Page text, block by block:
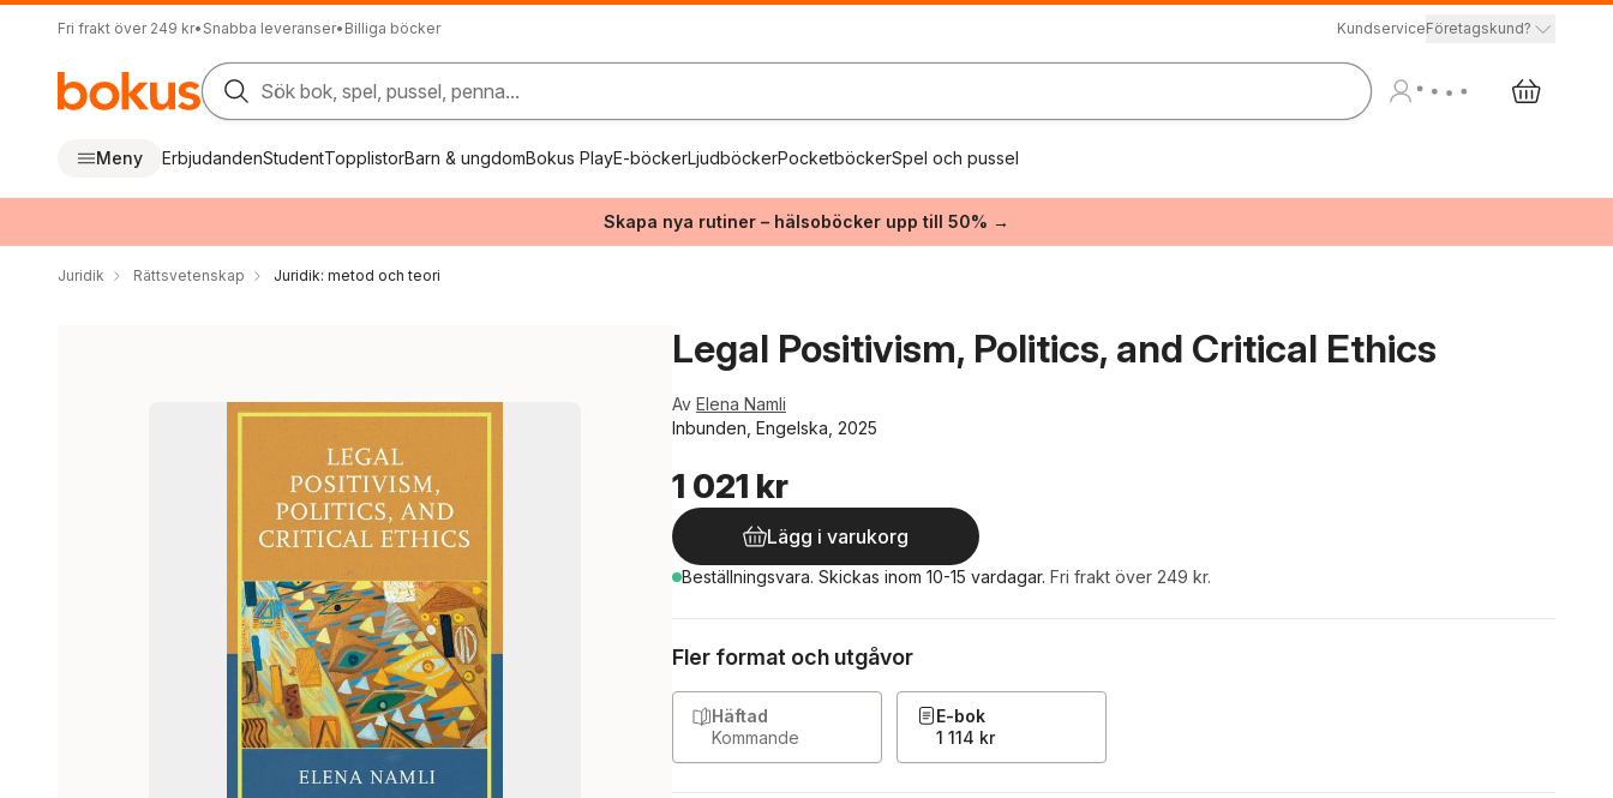
Fri frakt över 249 kr• Snabba leveranser• Billiga böcker KundserviceFöretagskund?
Sök bok, spel, pussel, penna...
Meny ErbjudandenStudentTopplistorBarn & ungdomBokus PlayE-böckerLjudböckerPocketböckerSpel och pussel
Skapa nya rutiner – hälsoböcker upp till 50% →
Juridik Rättsvetenskap Juridik: metod och teori
Legal Positivism, Politics, and Critical Ethics
Av Elena Namli
Inbunden, Engelska, 2025
1 021 kr
Lägg i varukorg
Beställningsvara. Skickas inom 10-15 vardagar. Fri frakt över 249 kr.
Fler format och utgåvor
Häftad
Kommande
E-bok
1 114 kr